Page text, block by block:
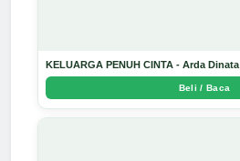
KELUARGA PENUH CINTA - Arda Dinata
Beli / Baca